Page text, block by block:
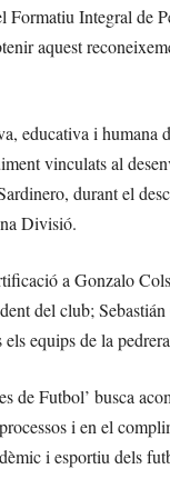
Integral de
aquest
educativa i humana
vinculats al
durant el
Divisió.
a Gonzalo
del club;
equips de la
de Futbol’ busca
i en el
i esportiu dels